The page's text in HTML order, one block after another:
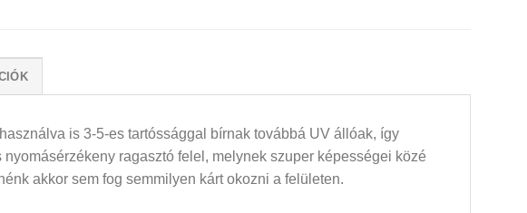
is 3-5-es tartóssággal bírnak továbbá UV állóak, így
ragasztó felel, melynek szuper képességei közé
akkor sem fog semmilyen kárt okozni a felületen.